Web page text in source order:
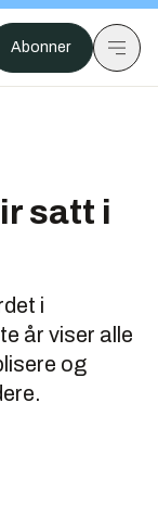
Abonner
satt i
i
år viser alle
og